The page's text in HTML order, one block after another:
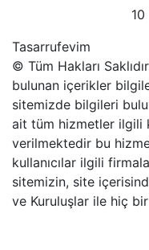
Tasarrufevim
© Tüm Hakları
bulunan içerikler
sitemizde bilgileri
ait tüm hizmetler ilgili
verilmektedir bu
kullanıcılar ilgili
sitemizin, site
ve Kuruluşlar ile hiç